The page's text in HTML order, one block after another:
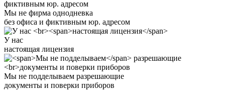
Мы не фирма однодневка
без офиса и фиктивным юр. адресом
У нас
настоящая лицензия
Мы не подделываем разрешающие
документы и поверки приборов